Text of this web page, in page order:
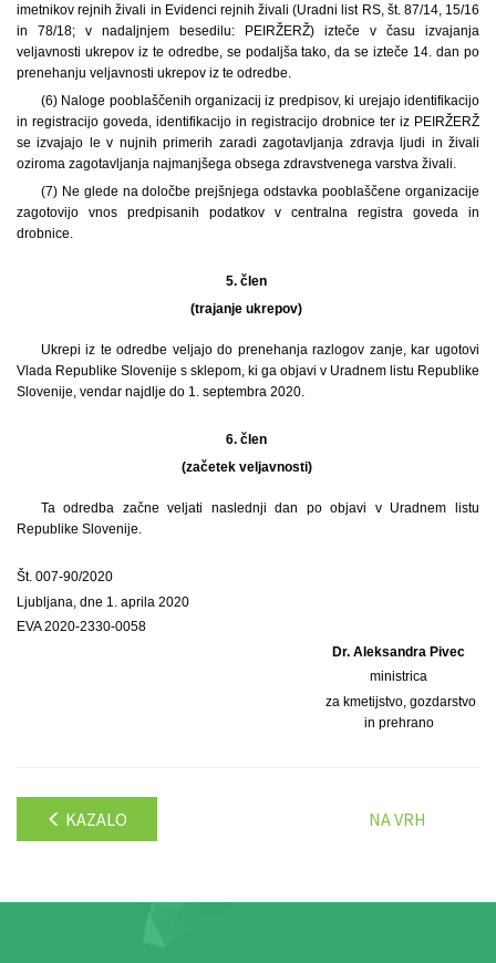
imetnikov rejnih živali in Evidenci rejnih živali (Uradni list RS, št. 87/14, 15/16
in 78/18; v nadaljnjem besedilu: PEIRŽERŽ) izteče v času izvajanja
veljavnosti ukrepov iz te odredbe, se podaljša tako, da se izteče 14. dan po
prenehanju veljavnosti ukrepov iz te odredbe.
(6) Naloge pooblaščenih organizacij iz predpisov, ki urejajo identifikacijo
in registracijo goveda, identifikacijo in registracijo drobnice ter iz PEIRŽERŽ
se izvajajo le v nujnih primerih zaradi zagotavljanja zdravja ljudi in živali
oziroma zagotavljanja najmanjšega obsega zdravstvenega varstva živali.
(7) Ne glede na določbe prejšnjega odstavka pooblaščene organizacije
zagotovijo vnos predpisanih podatkov v centralna registra goveda in
drobnice.
5. člen
(trajanje ukrepov)
Ukrepi iz te odredbe veljajo do prenehanja razlogov zanje, kar ugotovi
Vlada Republike Slovenije s sklepom, ki ga objavi v Uradnem listu Republike
Slovenije, vendar najdlje do 1. septembra 2020.
6. člen
(začetek veljavnosti)
Ta odredba začne veljati naslednji dan po objavi v Uradnem listu
Republike Slovenije.
Št. 007-90/2020
Ljubljana, dne 1. aprila 2020
EVA 2020-2330-0058
Dr. Aleksandra Pivec
ministrica
za kmetijstvo, gozdarstvo
in prehrano
KAZALO NA VRH